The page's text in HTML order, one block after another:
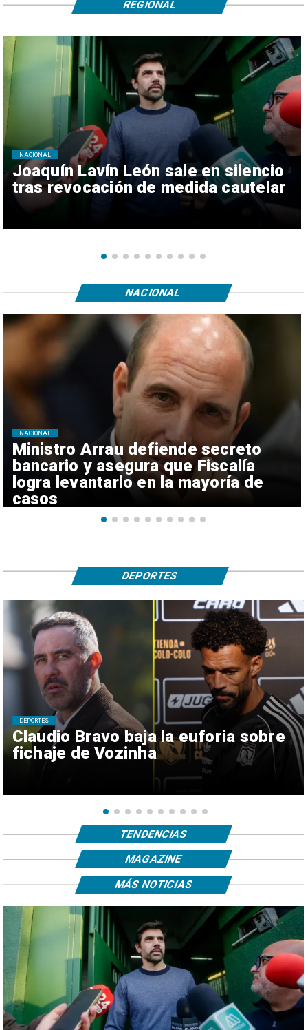
Joaquín Lavín León sale en silencio
tras revocación de medida cautelar
NACIONAL
REGIONAL
Ministro Arrau defiende secreto
bancario y asegura que Fiscalía
logra levantarlo en la mayoría de
casos
NACIONAL
NACIONAL
Claudio Bravo baja la euforia sobre
fichaje de Vozinha
DEPORTES
DEPORTES
TENDENCIAS
MAGAZINE
MÁS NOTICIAS